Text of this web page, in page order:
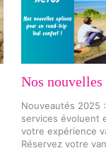
Nos nouvelles
Nouveautés 2025
services évoluent
votre expérience
Réservez votre